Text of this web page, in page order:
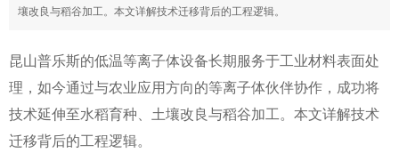
壤改良与稻谷加工。本文详解技术迁移背后的工程逻辑。
昆山普乐斯的低温等离子体设备长期服务于工业材料表面处
理，如今通过与农业应用方向的等离子体伙伴协作，成功将
技术延伸至水稻育种、土壤改良与稻谷加工。本文详解技术
迁移背后的工程逻辑。